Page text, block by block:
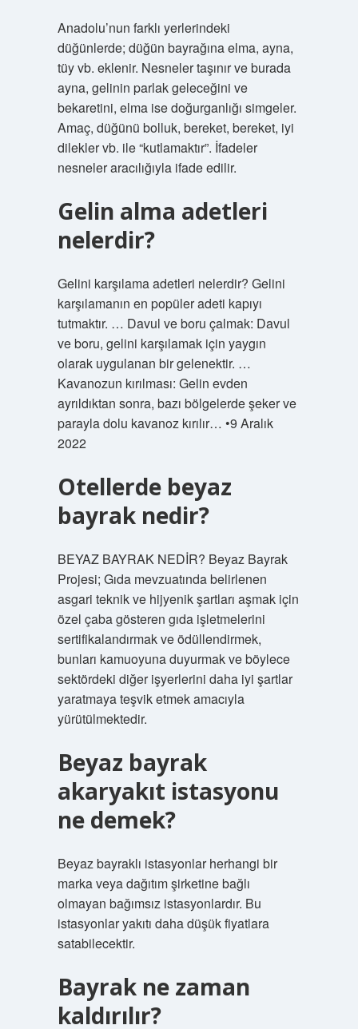
Anadolu’nun farklı yerlerindeki
düğünlerde; düğün bayrağına elma, ayna,
tüy vb. eklenir. Nesneler taşınır ve burada
ayna, gelinin parlak geleceğini ve
bekaretini, elma ise doğurganlığı simgeler.
Amaç, düğünü bolluk, bereket, bereket, iyi
dilekler vb. ile “kutlamaktır”. İfadeler
nesneler aracılığıyla ifade edilir.
Gelin alma adetleri
nelerdir?
Gelini karşılama adetleri nelerdir? Gelini
karşılamanın en popüler adeti kapıyı
tutmaktır. … Davul ve boru çalmak: Davul
ve boru, gelini karşılamak için yaygın
olarak uygulanan bir gelenektir. …
Kavanozun kırılması: Gelin evden
ayrıldıktan sonra, bazı bölgelerde şeker ve
parayla dolu kavanoz kırılır… •9 Aralık
2022
Otellerde beyaz
bayrak nedir?
BEYAZ BAYRAK NEDİR? Beyaz Bayrak
Projesi; Gıda mevzuatında belirlenen
asgari teknik ve hijyenik şartları aşmak için
özel çaba gösteren gıda işletmelerini
sertifikalandırmak ve ödüllendirmek,
bunları kamuoyuna duyurmak ve böylece
sektördeki diğer işyerlerini daha iyi şartlar
yaratmaya teşvik etmek amacıyla
yürütülmektedir.
Beyaz bayrak
akaryakıt istasyonu
ne demek?
Beyaz bayraklı istasyonlar herhangi bir
marka veya dağıtım şirketine bağlı
olmayan bağımsız istasyonlardır. Bu
istasyonlar yakıtı daha düşük fiyatlara
satabilecektir.
Bayrak ne zaman
kaldırılır?